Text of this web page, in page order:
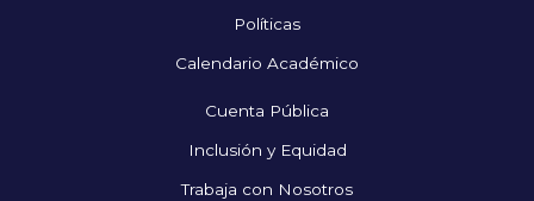
Políticas
Calendario Académico
Cuenta Pública
Inclusión y Equidad
Trabaja con Nosotros